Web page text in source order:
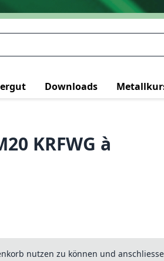
Downloads
KRFWG à
nutzen zu können und